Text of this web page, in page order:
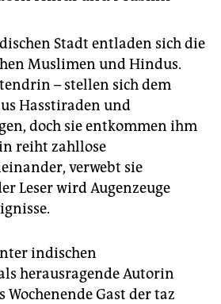
Stadt entladen sich die
Muslimen und Hindus.
– stellen sich dem
Hasstiraden und
doch sie entkommen ihm
reiht zahllose
verwebt sie
Leser wird Augenzeuge
indischen
herausragende Autorin
Gast der taz